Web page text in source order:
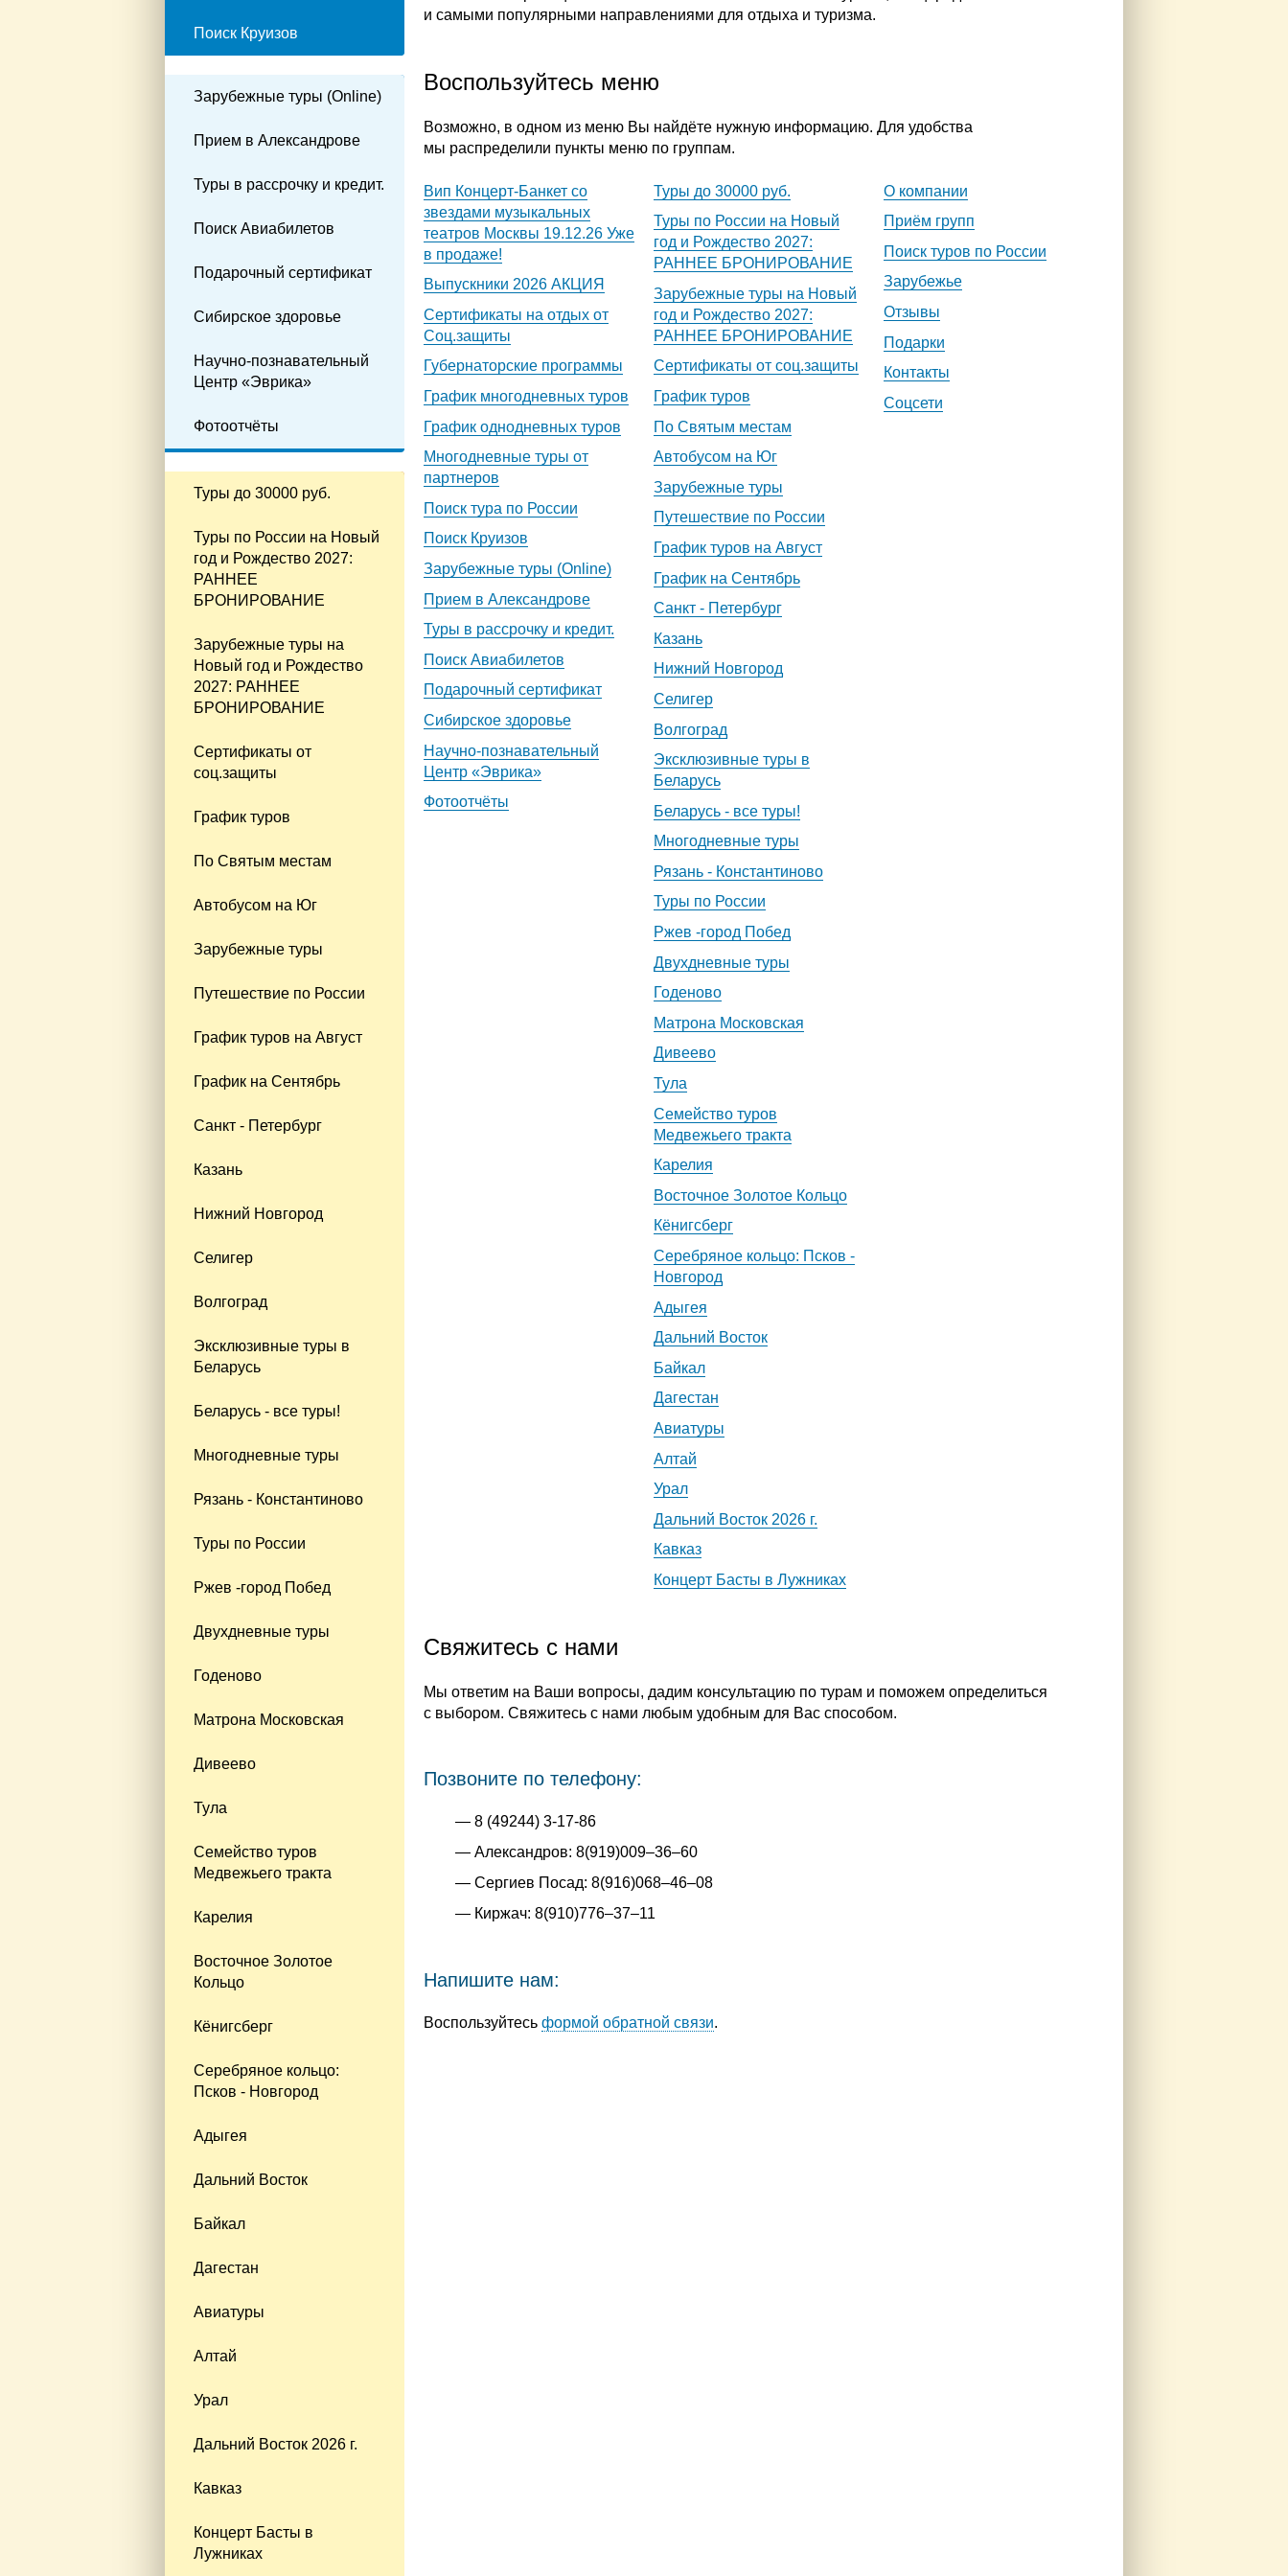
Поиск Круизов
Зарубежные туры (Online)
Прием в Александрове
Туры в рассрочку и кредит.
Поиск Авиабилетов
Подарочный сертификат
Сибирское здоровье
Научно-познавательный
Центр «Эврика»
Фотоотчёты
Туры до 30000 руб.
Туры по России на Новый
год и Рождество 2027:
РАННЕЕ
БРОНИРОВАНИЕ
Зарубежные туры на
Новый год и Рождество
2027: РАННЕЕ
БРОНИРОВАНИЕ
Сертификаты от
соц.защиты
График туров
По Святым местам
Автобусом на Юг
Зарубежные туры
Путешествие по России
График туров на Август
График на Сентябрь
Санкт - Петербург
Казань
Нижний Новгород
Селигер
Волгоград
Эксклюзивные туры в
Беларусь
Беларусь - все туры!
Многодневные туры
Рязань - Константиново
Туры по России
Ржев -город Побед
Двухдневные туры
Годеново
Матрона Московская
Дивеево
Тула
Семейство туров
Медвежьего тракта
Карелия
Восточное Золотое
Кольцо
Кёнигсберг
Серебряное кольцо:
Псков - Новгород
Адыгея
Дальний Восток
Байкал
Дагестан
Авиатуры
Алтай
Урал
Дальний Восток 2026 г.
Кавказ
Концерт Басты в
Лужниках
и самыми популярными направлениями для отдыха и туризма.
Воспользуйтесь меню
Возможно, в одном из меню Вы найдёте нужную информацию. Для удобства
мы распределили пункты меню по группам.
Вип Концерт-Банкет со
звездами музыкальных
театров Москвы 19.12.26 Уже
в продаже!
Выпускники 2026 АКЦИЯ
Сертификаты на отдых от
Соц.защиты
Губернаторские программы
График многодневных туров
График однодневных туров
Многодневные туры от
партнеров
Поиск тура по России
Поиск Круизов
Зарубежные туры (Online)
Прием в Александрове
Туры в рассрочку и кредит.
Поиск Авиабилетов
Подарочный сертификат
Сибирское здоровье
Научно-познавательный
Центр «Эврика»
Фотоотчёты
Туры до 30000 руб.
Туры по России на Новый
год и Рождество 2027:
РАННЕЕ БРОНИРОВАНИЕ
Зарубежные туры на Новый
год и Рождество 2027:
РАННЕЕ БРОНИРОВАНИЕ
Сертификаты от соц.защиты
График туров
По Святым местам
Автобусом на Юг
Зарубежные туры
Путешествие по России
График туров на Август
График на Сентябрь
Санкт - Петербург
Казань
Нижний Новгород
Селигер
Волгоград
Эксклюзивные туры в
Беларусь
Беларусь - все туры!
Многодневные туры
Рязань - Константиново
Туры по России
Ржев -город Побед
Двухдневные туры
Годеново
Матрона Московская
Дивеево
Тула
Семейство туров
Медвежьего тракта
Карелия
Восточное Золотое Кольцо
Кёнигсберг
Серебряное кольцо: Псков -
Новгород
Адыгея
Дальний Восток
Байкал
Дагестан
Авиатуры
Алтай
Урал
Дальний Восток 2026 г.
Кавказ
Концерт Басты в Лужниках
О компании
Приём групп
Поиск туров по России
Зарубежье
Отзывы
Подарки
Контакты
Соцсети
Свяжитесь с нами
Мы ответим на Ваши вопросы, дадим консультацию по турам и поможем определиться
с выбором. Свяжитесь с нами любым удобным для Вас способом.
Позвоните по телефону:
8 (49244) 3-17-86
Александров: 8(919)009–36–60
Сергиев Посад: 8(916)068–46–08
Киржач: 8(910)776–37–11
Напишите нам:
Воспользуйтесь формой обратной связи.